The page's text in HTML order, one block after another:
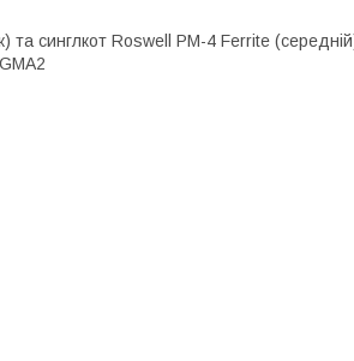
та синглкот Roswell PM-4 Ferrite